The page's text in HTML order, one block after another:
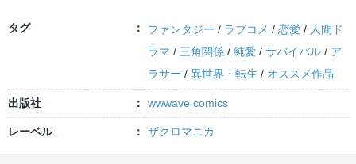
タグ ファンタジー / ラブコメ /恋愛 / 人間ド
ラマ /三角関係 /純愛 /サバイバル / ア
ラサー /異世界・転生 / オススメ作品
出版社 wwwave comics
レーベル ザクロマニカ